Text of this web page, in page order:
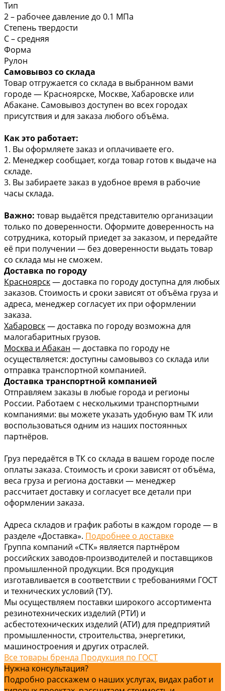
Тип
2 – рабочее давление до 0.1 МПа
Степень твердости
С – средняя
Форма
Рулон
Самовывоз со склада
Товар отгружается со склада в выбранном вами
городе — Красноярске, Москве, Хабаровске или
Абакане. Самовывоз доступен во всех городах
присутствия и для заказа любого объёма.
Как это работает:
1. Вы оформляете заказ и оплачиваете его.
2. Менеджер сообщает, когда товар готов к выдаче на
складе.
3. Вы забираете заказ в удобное время в рабочие
часы склада.
Важно: товар выдаётся представителю организации
только по доверенности. Оформите доверенность на
сотрудника, который приедет за заказом, и передайте
её при получении — без доверенности выдать товар
со склада мы не сможем.
Доставка по городу
Красноярск— доставка по городу доступна для любых
заказов. Стоимость и сроки зависят от объёма груза и
адреса, менеджер согласует их при оформлении
заказа.
Хабаровск— доставка по городу возможна для
малогабаритных грузов.
Москва и Абакан — доставка по городу не
осуществляется: доступны самовывоз со склада или
отправка транспортной компанией.
Доставка транспортной компанией
Отправляем заказы в любые города и регионы
России. Работаем с несколькими транспортными
компаниями: вы можете указать удобную вам ТК или
воспользоваться одним из наших постоянных
партнёров.
Груз передаётся в ТК со склада в вашем городе после
оплаты заказа. Стоимость и сроки зависят от объёма,
веса груза и региона доставки — менеджер
рассчитает доставку и согласует все детали при
оформлении заказа.
Адреса складов и график работы в каждом городе — в
разделе «Доставка». Подробнее о доставке
Группа компаний «СТК» является партнёром
российских заводов-производителей и поставщиков
промышленной продукции. Вся продукция
изготавливается в соответствии с требованиями ГОСТ
и технических условий (ТУ).
Мы осуществляем поставки широкого ассортимента
резинотехнических изделий (РТИ) и
асбестотехнических изделий (АТИ) для предприятий
промышленности, строительства, энергетики,
машиностроения и других отраслей.
Все товары бренда Продукция по ГОСТ
Нужна консультация?
Подробно расскажем о наших услугах, видах работ и